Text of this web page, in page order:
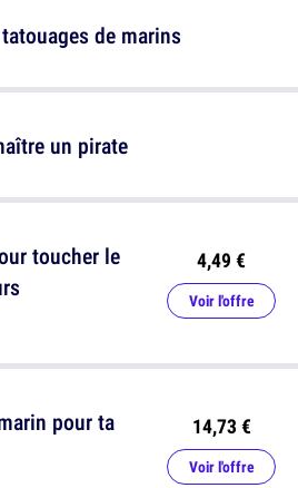
de marins
toucher le
4,49 €
Voir l'offre
un pirate
pour ta
14,73 €
Voir l'offre